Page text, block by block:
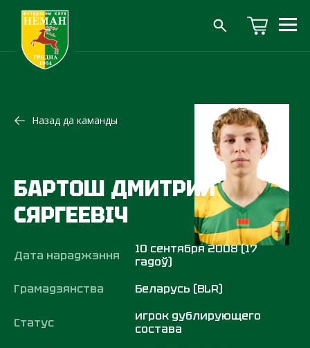
Назад да каманды
БАРТОШ ДМИТРИЙ
СЯРГЕЕВІЧ
Дата нараджэння
10 сентября 2008 (17
гадоў)
Грамадзянства
Беларусь (BLR)
Статус
игрок дублирующего
состава